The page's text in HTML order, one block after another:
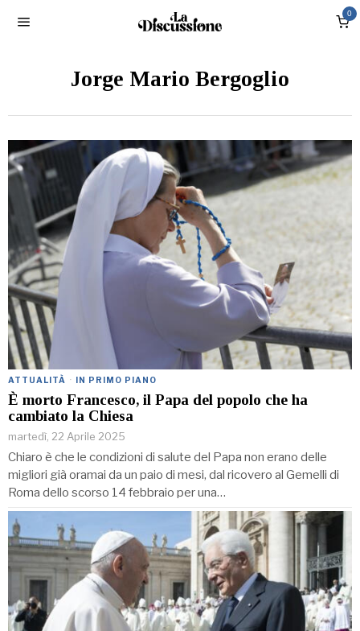
0
Jorge Mario Bergoglio
ATTUALITÀ · IN PRIMO PIANO
È morto Francesco, il Papa del popolo che ha
cambiato la Chiesa
martedì, 22 Aprile 2025
Chiaro è che le condizioni di salute del Papa non erano delle
migliori già oramai da un paio di mesi, dal ricovero al Gemelli di
Roma dello scorso 14 febbraio per una…